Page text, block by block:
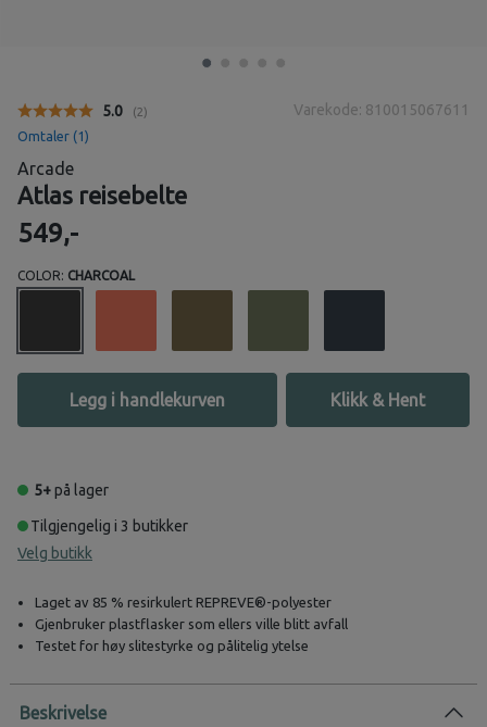
Gjennomsnittskarakter:
5.0 (stemmer:
2)
Omtaler (1)
Varekode: 810015067611
Arcade
Atlas reisebelte
549,-
COLOR: CHARCOAL
Legg i handlekurven Klikk & Hent
5+på lager
Tilgjengelig i 3 butikker
Velg butikk
Laget av 85 % resirkulert REPREVE®️-polyester
Gjenbruker plastflasker som ellers ville blitt avfall
Testet for høy slitestyrke og pålitelig ytelse
Beskrivelse